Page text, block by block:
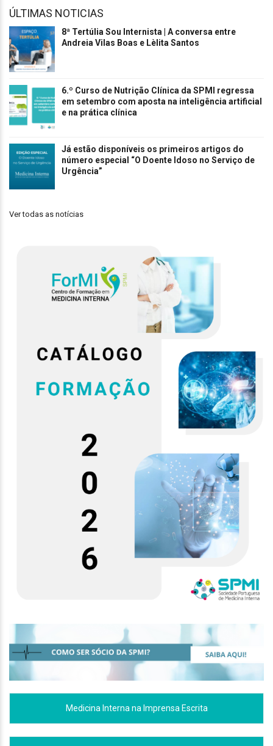
ÚLTIMAS NOTICIAS
8ª Tertúlia Sou Internista | A conversa entre
Andreia Vilas Boas e Lèlita Santos
6.º Curso de Nutrição Clínica da SPMI regressa
em setembro com aposta na inteligência artificial
e na prática clínica
Já estão disponíveis os primeiros artigos do
número especial “O Doente Idoso no Serviço de
Urgência”
Ver todas as notícias
Medicina Interna na Imprensa Escrita